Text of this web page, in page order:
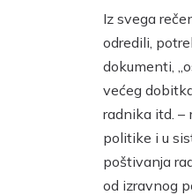
Iz svega
odredili,
dokumenti,
većeg
radnika itd. –
politike i u
poštivanja
od izravnog